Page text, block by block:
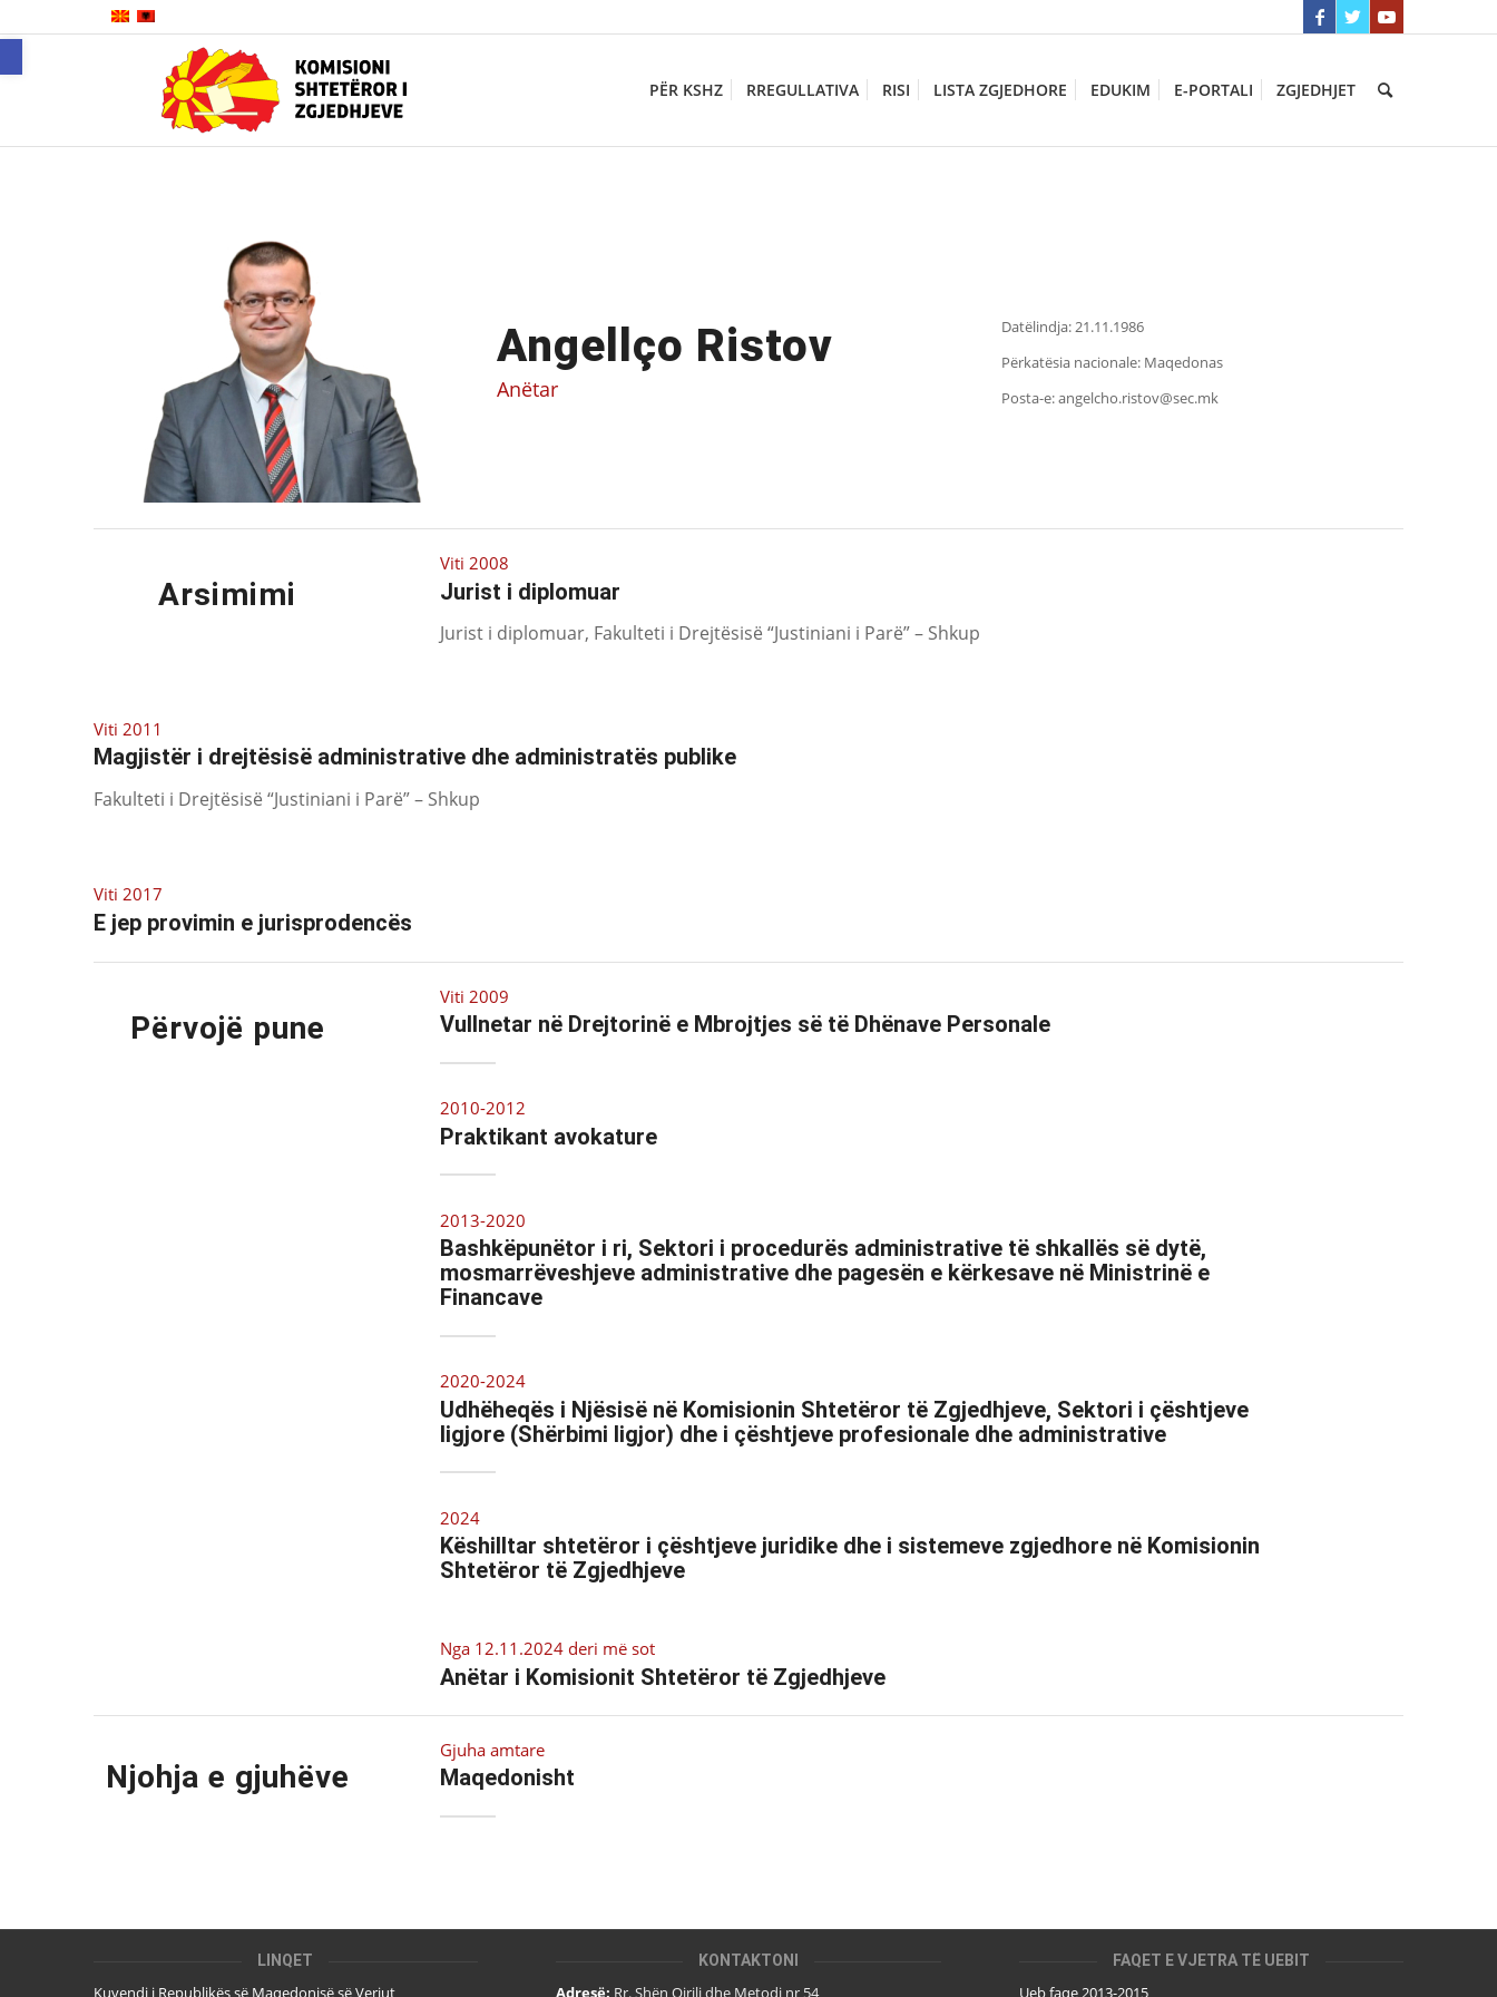
PËR KSHZ RREGULLATIVA RISI LISTA ZGJEDHORE EDUKIM E-PORTALI ZGJEDHJET
Angellço Ristov
Anëtar
Datëlindja: 21.11.1986
Përkatësia nacionale: Maqedonas
Posta-e:angelcho.ristov@sec.mk
Arsimimi
Viti 2008
Jurist i diplomuar
Jurist i diplomuar, Fakulteti i Drejtësisë “Justiniani i Parë” – Shkup
Viti 2011
Magjistër i drejtësisë administrative dhe administratës publike
Fakulteti i Drejtësisë “Justiniani i Parë” – Shkup
Viti 2017
E jep provimin e jurisprodencës
Përvojë pune
Viti 2009
Vullnetar në Drejtorinë e Mbrojtjes së të Dhënave Personale
2010-2012
Praktikant avokature
2013-2020
Bashkëpunëtor i ri, Sektori i procedurës administrative të shkallës së dytë,
mosmarrëveshjeve administrative dhe pagesën e kërkesave në Ministrinë e
Financave
2020-2024
Udhëheqës i Njësisë në Komisionin Shtetëror të Zgjedhjeve, Sektori i çështjeve
ligjore (Shërbimi ligjor) dhe i çështjeve profesionale dhe administrative
2024
Këshilltar shtetëror i çështjeve juridike dhe i sistemeve zgjedhore në Komisionin
Shtetëror të Zgjedhjeve
Nga 12.11.2024 deri më sot
Anëtar i Komisionit Shtetëror të Zgjedhjeve
Njohja e gjuhëve
Gjuha amtare
Maqedonisht
LINQET KONTAKTONI FAQET E VJETRA TË UEBIT
Open toolbar